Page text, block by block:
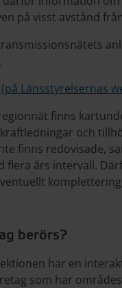
på visst avstånd
Länsstyrelsernas
finns
och
finns redovisade,
flera års intervall.
berörs?
har en
som har